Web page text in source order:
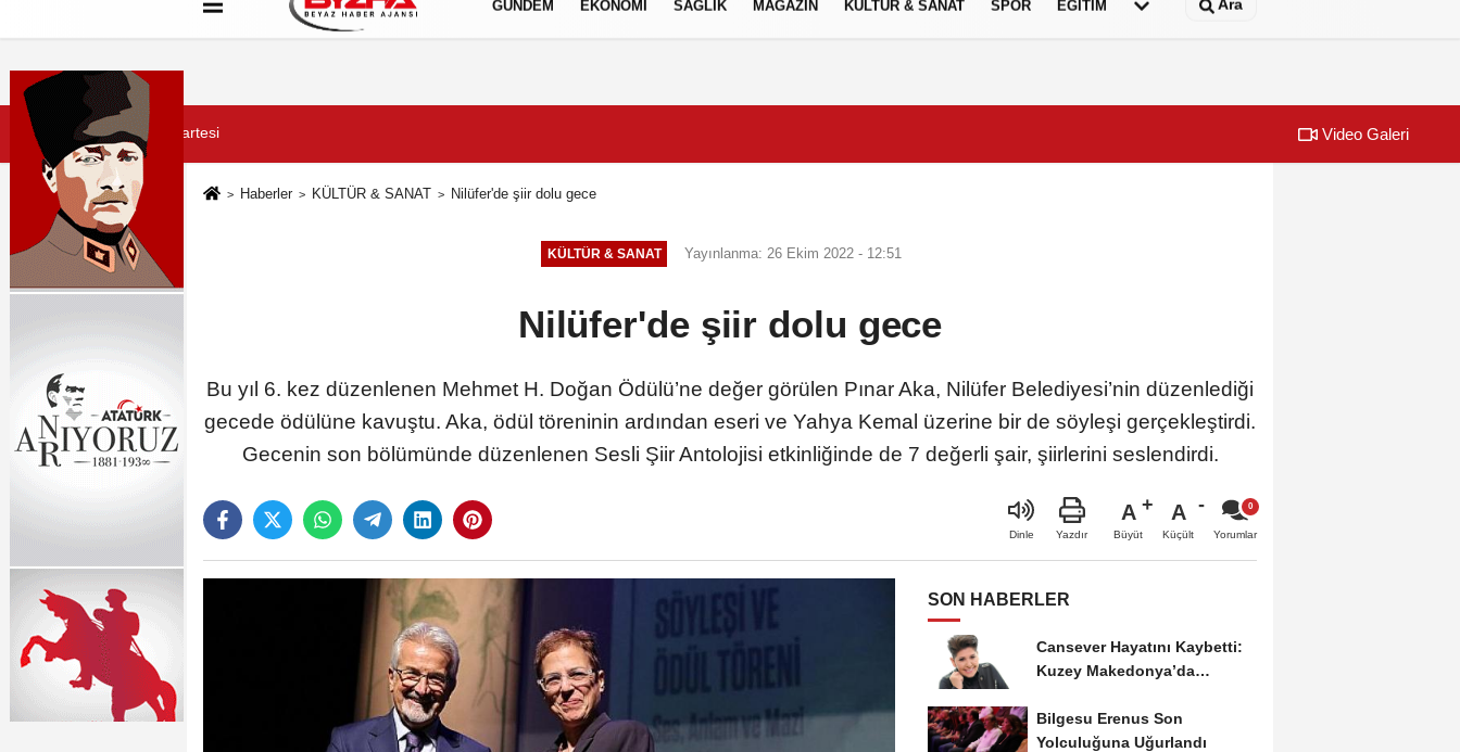
Hakkımızda Künye Çerez Politikası
GÜNDEM EKONOMİ SAĞLIK MAGAZİN KÜLTÜR & SANAT SPOR EĞİTİM Ara
8 Ağustos 2026, Cumartesi Video Galeri
Haberler KÜLTÜR & SANAT Nilüfer'de şiir dolu gece
KÜLTÜR & SANAT Yayınlanma: 26 Ekim 2022 - 12:51
Nilüfer'de şiir dolu gece
Bu yıl 6. kez düzenlenen Mehmet H. Doğan Ödülü’ne değer görülen Pınar Aka, Nilüfer Belediyesi’nin düzenlediği
gecede ödülüne kavuştu. Aka, ödül töreninin ardından eseri ve Yahya Kemal üzerine bir de söyleşi gerçekleştirdi.
Gecenin son bölümünde düzenlenen Sesli Şiir Antolojisi etkinliğinde de 7 değerli şair, şiirlerini seslendirdi.
Dinle Yazdır
A
Büyüt
A
Küçült Yorumlar
SON HABERLER
Cansever Hayatını Kaybetti:
Kuzey Makedonya’da
Bilgesu Erenus Son
Yolculuğuna Uğurlandı